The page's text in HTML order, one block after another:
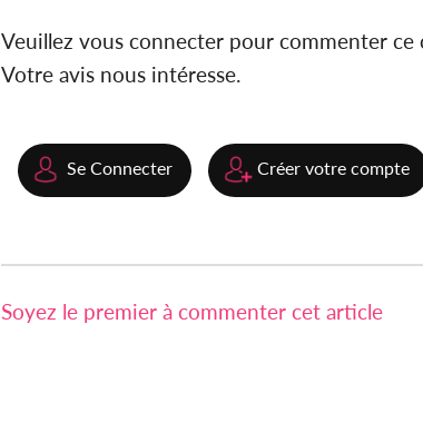
Veuillez vous connecter pour commenter ce
Votre avis nous intéresse.
Se Connecter Créer votre compte
Soyez le premier à commenter cet article